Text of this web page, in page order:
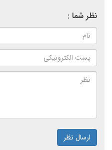
نظر شما :
ارسال نظر